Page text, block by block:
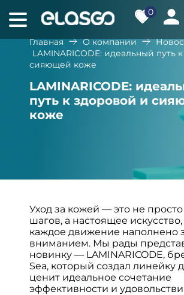
0
Главная О компании
LAMINARICODE: идеальный путь
сияющей коже
LAMINARICODE:
путь к здоровой и
коже
Уход за кожей — это не
шагов, а настоящее
каждое движение наполнено
вниманием. Мы рады
новинку — LAMINARICODE,
Sea, который создал линейку
ценит идеальное сочетание
эффективности и